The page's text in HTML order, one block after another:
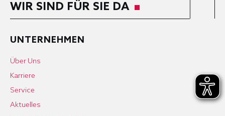
WIR SIND FÜR SIE DA
UNTERNEHMEN
Über Uns
Karriere
Service
Aktuelles